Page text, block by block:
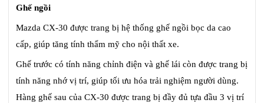
Ghế ngồi
Mazda CX-30 được trang bị hệ thống ghế ngồi bọc da cao
cấp, giúp tăng tính thẩm mỹ cho nội thất xe.
Ghế trước có tính năng chỉnh điện và ghế lái còn được trang bị
tính năng nhớ vị trí, giúp tối ưu hóa trải nghiệm người dùng.
Hàng ghế sau của CX-30 được trang bị đầy đủ tựa đầu 3 vị trí